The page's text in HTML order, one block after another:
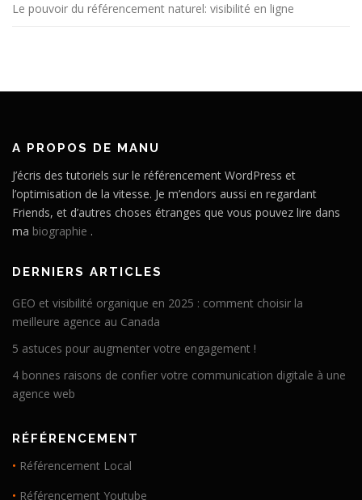
Le pouvoir du référencement naturel: visibilité en ligne
A PROPOS DE MANU
J’écris des tutoriels sur le référencement WordPress et
l’optimisation de la vitesse. Je m’endors aussi en regardant
Friends, et d’autres choses étranges que vous pouvez lire dans
ma biographie .
DERNIERS ARTICLES
GEO et visibilité organique en 2025 : comment choisir la
meilleure agence au Canada
5 astuces pour augmenter votre engagement !
4 bonnes raisons de confier votre communication digitale à une
agence web
RÉFÉRENCEMENT
• Référencement Local
• Référencement Youtube